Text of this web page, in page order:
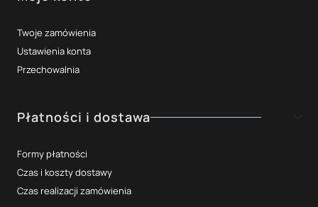
Twoje zamówienia
Ustawienia konta
Przechowalnia
Płatności i dostawa
Formy płatności
Czas i koszty dostawy
Czas realizacji zamówienia